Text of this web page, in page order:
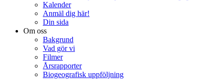
Kalender
Anmäl dig här!
Din sida
Om oss
Bakgrund
Vad gör vi
Filmer
Årsrapporter
Biogeografisk uppföljning